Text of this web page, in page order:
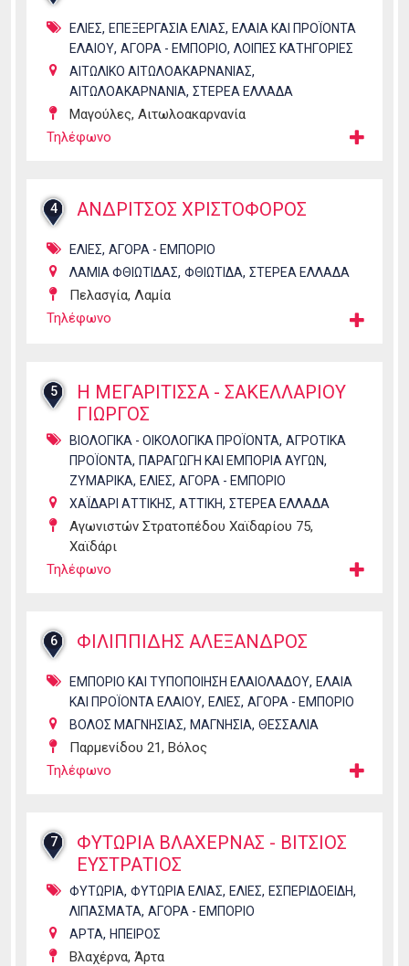
ΕΛΙΕΣ, ΕΠΕΞΕΡΓΑΣΙΑ ΕΛΙΑΣ, ΕΛΑΙΑ ΚΑΙ ΠΡΟΪΟΝΤΑ
ΕΛΑΙΟΥ, ΑΓΟΡΑ - ΕΜΠΟΡΙΟ, ΛΟΙΠΕΣ ΚΑΤΗΓΟΡΙΕΣ
ΑΙΤΩΛΙΚΟ ΑΙΤΩΛΟΑΚΑΡΝΑΝΙΑΣ,
ΑΙΤΩΛΟΑΚΑΡΝΑΝΙΑ, ΣΤΕΡΕΑ ΕΛΛΑΔΑ
Μαγούλες, Αιτωλοακαρνανία
Τηλέφωνο
4 ΑΝΔΡΙΤΣΟΣ ΧΡΙΣΤΟΦΟΡΟΣ
ΕΛΙΕΣ, ΑΓΟΡΑ - ΕΜΠΟΡΙΟ
ΛΑΜΙΑ ΦΘΙΩΤΙΔΑΣ, ΦΘΙΩΤΙΔΑ, ΣΤΕΡΕΑ ΕΛΛΑΔΑ
Πελασγία, Λαμία
Τηλέφωνο
5
Η ΜΕΓΑΡΙΤΙΣΣΑ - ΣΑΚΕΛΛΑΡΙΟΥ
ΓΙΩΡΓΟΣ
ΒΙΟΛΟΓΙΚΑ - ΟΙΚΟΛΟΓΙΚΑ ΠΡΟΪΟΝΤΑ, ΑΓΡΟΤΙΚΑ
ΠΡΟΪΟΝΤΑ, ΠΑΡΑΓΩΓΗ ΚΑΙ ΕΜΠΟΡΙΑ ΑΥΓΩΝ,
ΖΥΜΑΡΙΚΑ, ΕΛΙΕΣ, ΑΓΟΡΑ - ΕΜΠΟΡΙΟ
ΧΑΪΔΑΡΙ ΑΤΤΙΚΗΣ, ΑΤΤΙΚΗ, ΣΤΕΡΕΑ ΕΛΛΑΔΑ
Αγωνιστών Στρατοπέδου Χαϊδαρίου 75,
Χαϊδάρι
Τηλέφωνο
6 ΦΙΛΙΠΠΙΔΗΣ ΑΛΕΞΑΝΔΡΟΣ
ΕΜΠΟΡΙΟ ΚΑΙ ΤΥΠΟΠΟΙΗΣΗ ΕΛΑΙΟΛΑΔΟΥ, ΕΛΑΙΑ
ΚΑΙ ΠΡΟΪΟΝΤΑ ΕΛΑΙΟΥ, ΕΛΙΕΣ, ΑΓΟΡΑ - ΕΜΠΟΡΙΟ
ΒΟΛΟΣ ΜΑΓΝΗΣΙΑΣ, ΜΑΓΝΗΣΙΑ, ΘΕΣΣΑΛΙΑ
Παρμενίδου 21, Βόλος
Τηλέφωνο
7
ΦΥΤΩΡΙΑ ΒΛΑΧΕΡΝΑΣ - ΒΙΤΣΙΟΣ
ΕΥΣΤΡΑΤΙΟΣ
ΦΥΤΩΡΙΑ, ΦΥΤΩΡΙΑ ΕΛΙΑΣ, ΕΛΙΕΣ, ΕΣΠΕΡΙΔΟΕΙΔΗ,
ΛΙΠΑΣΜΑΤΑ, ΑΓΟΡΑ - ΕΜΠΟΡΙΟ
ΑΡΤΑ, ΗΠΕΙΡΟΣ
Βλαχέρνα, Άρτα